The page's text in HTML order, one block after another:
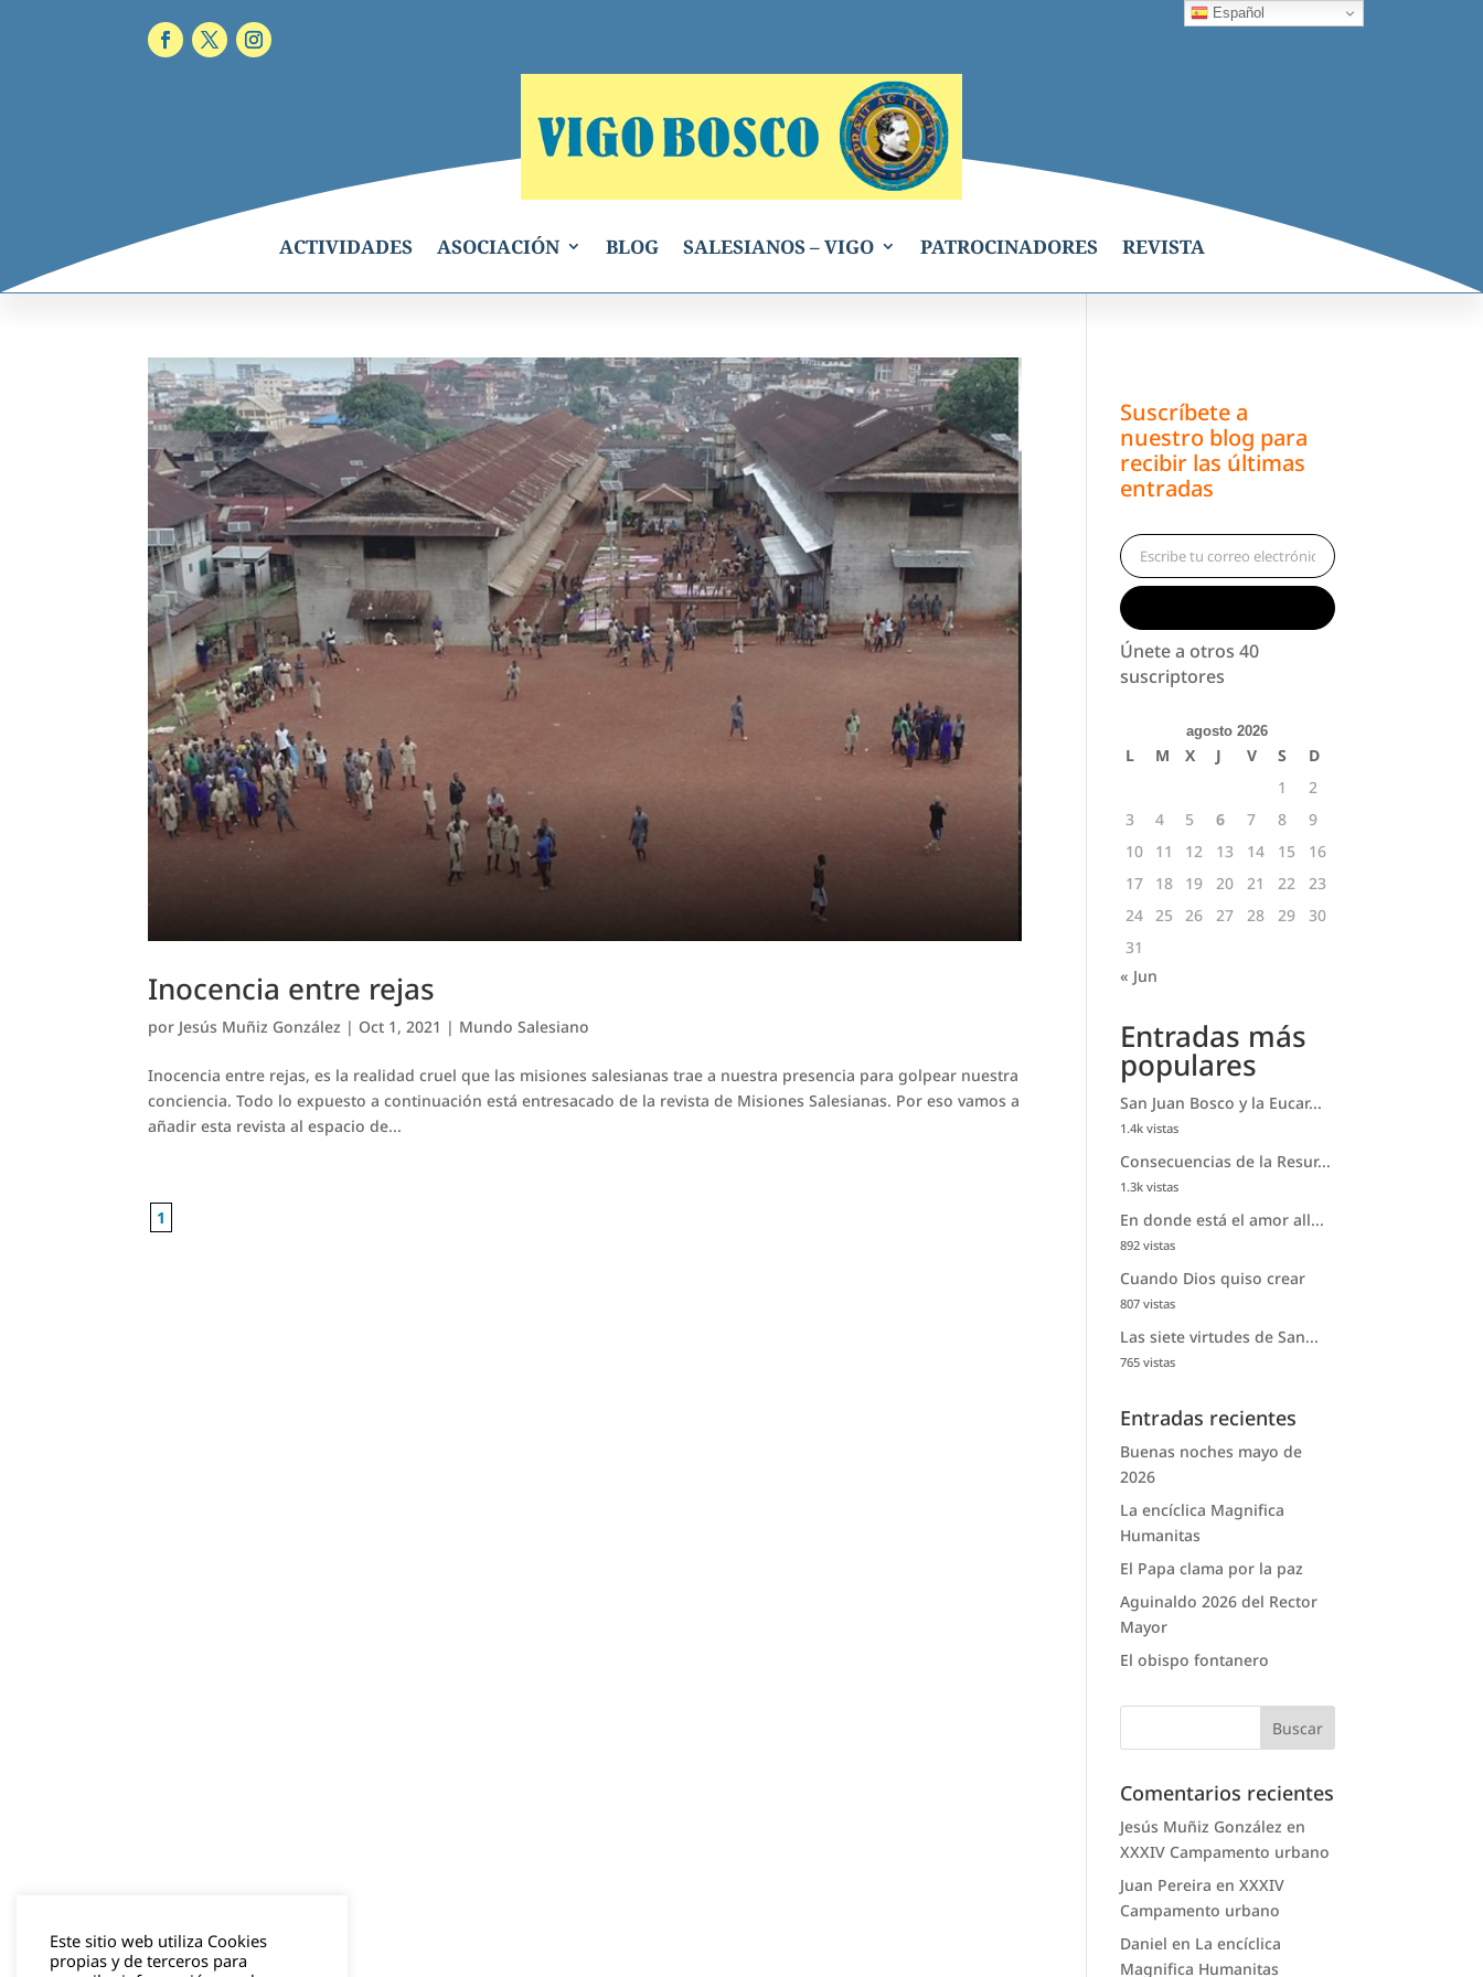
ACTIVIDADES ASOCIACIÓN BLOG SALESIANOS – VIGO PATROCINADORES REVISTA
Inocencia entre rejas
por Jesús Muñiz González | Oct 1, 2021 | Mundo Salesiano
Inocencia entre rejas, es la realidad cruel que las misiones salesianas trae a nuestra presencia para golpear nuestra
conciencia. Todo lo expuesto a continuación está entresacado de la revista de Misiones Salesianas. Por eso vamos a
añadir esta revista al espacio de...
1
Suscríbete a
nuestro blog para
recibir las últimas
entradas
Escribe tu correo electrónico…
Únete a otros 40
suscriptores
agosto 2026
L M X J V S
D
1
2
3
4 5 6 7 8
9
10
11 12 13 14 15
16
17
18 19 20 21 22
23
24 25 26 27 28 29
30
31
« Jun
Entradas más
populares
San Juan Bosco y la Eucar...
1.4k vistas
Consecuencias de la Resur...
1.3k vistas
En donde está el amor all...
892 vistas
Cuando Dios quiso crear
807 vistas
Las siete virtudes de San...
765 vistas
Entradas recientes
Buenas noches mayo de
2026
La encíclica Magnifica
Humanitas
El Papa clama por la paz
Aguinaldo 2026 del Rector
Mayor
El obispo fontanero
Comentarios recientes
Jesús Muñiz González en
XXXIV Campamento urbano
Juan Pereira enXXXIV
Campamento urbano
Daniel en La encíclica
Magnifica Humanitas
Este sitio web utiliza Cookies
propias y de terceros para
Español